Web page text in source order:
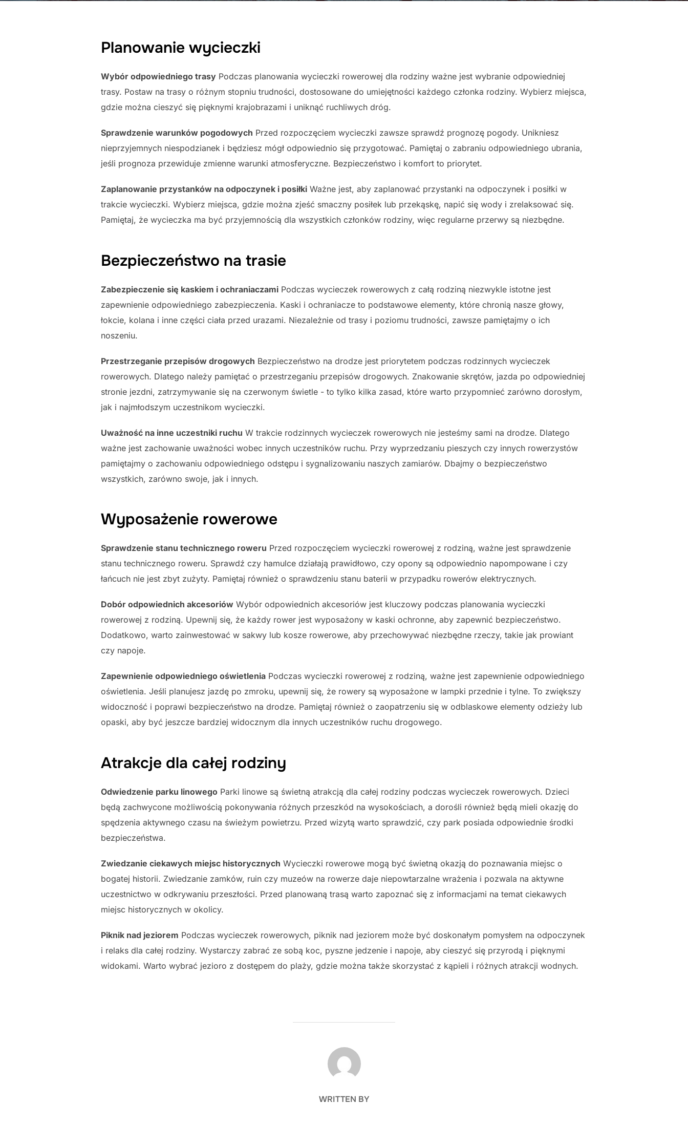
Planowanie wycieczki
Wybór odpowiedniego trasy Podczas planowania wycieczki rowerowej dla rodziny ważne jest wybranie odpowiedniej
trasy. Postaw na trasy o różnym stopniu trudności, dostosowane do umiejętności każdego członka rodziny. Wybierz miejsca,
gdzie można cieszyć się pięknymi krajobrazami i uniknąć ruchliwych dróg.
Sprawdzenie warunków pogodowych Przed rozpoczęciem wycieczki zawsze sprawdź prognozę pogody. Unikniesz
nieprzyjemnych niespodzianek i będziesz mógł odpowiednio się przygotować. Pamiętaj o zabraniu odpowiedniego ubrania,
jeśli prognoza przewiduje zmienne warunki atmosferyczne. Bezpieczeństwo i komfort to priorytet.
Zaplanowanie przystanków na odpoczynek i posiłki Ważne jest, aby zaplanować przystanki na odpoczynek i posiłki w
trakcie wycieczki. Wybierz miejsca, gdzie można zjeść smaczny posiłek lub przekąskę, napić się wody i zrelaksować się.
Pamiętaj, że wycieczka ma być przyjemnością dla wszystkich członków rodziny, więc regularne przerwy są niezbędne.
Bezpieczeństwo na trasie
Zabezpieczenie się kaskiem i ochraniaczami Podczas wycieczek rowerowych z całą rodziną niezwykle istotne jest
zapewnienie odpowiedniego zabezpieczenia. Kaski i ochraniacze to podstawowe elementy, które chronią nasze głowy,
łokcie, kolana i inne części ciała przed urazami. Niezależnie od trasy i poziomu trudności, zawsze pamiętajmy o ich
noszeniu.
Przestrzeganie przepisów drogowych Bezpieczeństwo na drodze jest priorytetem podczas rodzinnych wycieczek
rowerowych. Dlatego należy pamiętać o przestrzeganiu przepisów drogowych. Znakowanie skrętów, jazda po odpowiedniej
stronie jezdni, zatrzymywanie się na czerwonym świetle - to tylko kilka zasad, które warto przypomnieć zarówno dorosłym,
jak i najmłodszym uczestnikom wycieczki.
Uważność na inne uczestniki ruchu W trakcie rodzinnych wycieczek rowerowych nie jesteśmy sami na drodze. Dlatego
ważne jest zachowanie uważności wobec innych uczestników ruchu. Przy wyprzedzaniu pieszych czy innych rowerzystów
pamiętajmy o zachowaniu odpowiedniego odstępu i sygnalizowaniu naszych zamiarów. Dbajmy o bezpieczeństwo
wszystkich, zarówno swoje, jak i innych.
Wyposażenie rowerowe
Sprawdzenie stanu technicznego roweru Przed rozpoczęciem wycieczki rowerowej z rodziną, ważne jest sprawdzenie
stanu technicznego roweru. Sprawdź czy hamulce działają prawidłowo, czy opony są odpowiednio napompowane i czy
łańcuch nie jest zbyt zużyty. Pamiętaj również o sprawdzeniu stanu baterii w przypadku rowerów elektrycznych.
Dobór odpowiednich akcesoriów Wybór odpowiednich akcesoriów jest kluczowy podczas planowania wycieczki
rowerowej z rodziną. Upewnij się, że każdy rower jest wyposażony w kaski ochronne, aby zapewnić bezpieczeństwo.
Dodatkowo, warto zainwestować w sakwy lub kosze rowerowe, aby przechowywać niezbędne rzeczy, takie jak prowiant
czy napoje.
Zapewnienie odpowiedniego oświetlenia Podczas wycieczki rowerowej z rodziną, ważne jest zapewnienie odpowiedniego
oświetlenia. Jeśli planujesz jazdę po zmroku, upewnij się, że rowery są wyposażone w lampki przednie i tylne. To zwiększy
widoczność i poprawi bezpieczeństwo na drodze. Pamiętaj również o zaopatrzeniu się w odblaskowe elementy odzieży lub
opaski, aby być jeszcze bardziej widocznym dla innych uczestników ruchu drogowego.
Atrakcje dla całej rodziny
Odwiedzenie parku linowego Parki linowe są świetną atrakcją dla całej rodziny podczas wycieczek rowerowych. Dzieci
będą zachwycone możliwością pokonywania różnych przeszkód na wysokościach, a dorośli również będą mieli okazję do
spędzenia aktywnego czasu na świeżym powietrzu. Przed wizytą warto sprawdzić, czy park posiada odpowiednie środki
bezpieczeństwa.
Zwiedzanie ciekawych miejsc historycznych Wycieczki rowerowe mogą być świetną okazją do poznawania miejsc o
bogatej historii. Zwiedzanie zamków, ruin czy muzeów na rowerze daje niepowtarzalne wrażenia i pozwala na aktywne
uczestnictwo w odkrywaniu przeszłości. Przed planowaną trasą warto zapoznać się z informacjami na temat ciekawych
miejsc historycznych w okolicy.
Piknik nad jeziorem Podczas wycieczek rowerowych, piknik nad jeziorem może być doskonałym pomysłem na odpoczynek
i relaks dla całej rodziny. Wystarczy zabrać ze sobą koc, pyszne jedzenie i napoje, aby cieszyć się przyrodą i pięknymi
widokami. Warto wybrać jezioro z dostępem do plaży, gdzie można także skorzystać z kąpieli i różnych atrakcji wodnych.
POST AUTHOR
WRITTEN BY